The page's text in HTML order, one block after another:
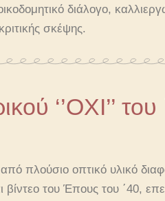
διάλογο,
σκέψης.
‘’ΟΧΙ’’ του
πλούσιο οπτικό υλικό
βίντεο του Έπους του ΄40,